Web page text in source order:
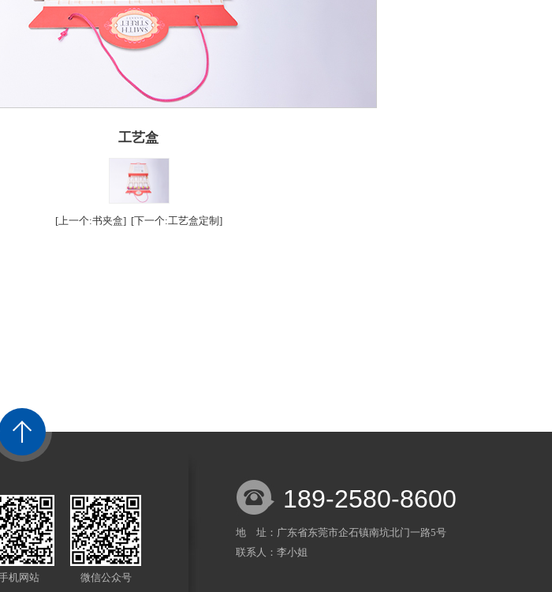
工艺盒
[上一个:书夹盒] [下一个:工艺盒定制]
机网站 微信公众号
189-2580-8600
地 址：广东省东莞市企石镇南坑北门一路5号
联系人：李小姐